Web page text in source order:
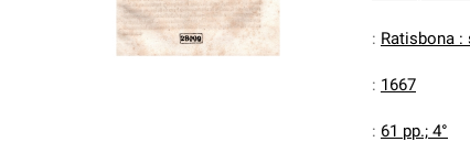
: Ratisbona :
: 1667
: 61 pp.; 4°